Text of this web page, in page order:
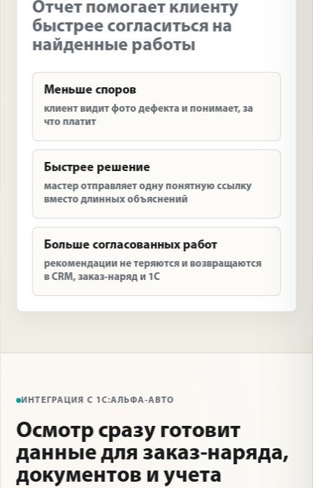
Отчет помогает клиенту
быстрее согласиться на
найденные работы
Меньше споров
клиент видит фото дефекта и понимает, за
что платит
Быстрее решение
мастер отправляет одну понятную ссылку
вместо длинных объяснений
Больше согласованных работ
рекомендации не теряются и возвращаются
в CRM, заказ-наряд и 1С
ИНТЕГРАЦИЯ С 1С:АЛЬФА-АВТО
Осмотр сразу готовит
данные для заказ-наряда,
документов и учета